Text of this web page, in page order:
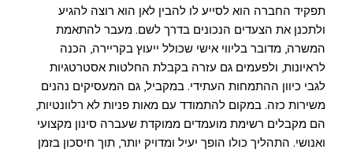
תפקיד החברה הוא לסייע לו להבין לאן הוא רוצה להגיע
ולתכנן את הצעדים הנכונים בדרך לשם. מעבר להתאמת
המשרה, מדובר בליווי אישי שכולל ייעוץ בקריירה, הכנה
לראיונות, ולפעמים גם עזרה בקבלת החלטות אסטרטגיות
לגבי כיוון ההתמחות העתידי. במקביל, גם המעסיקים נהנים
משירות כזה. במקום להתמודד עם מאות פניות לא רלוונטיות,
הם מקבלים רשימת מועמדים ממוקדת שעברה סינון מקצועי
ואנושי. התהליך כולו הופך יעיל ומדויק יותר, תוך חיסכון בזמן